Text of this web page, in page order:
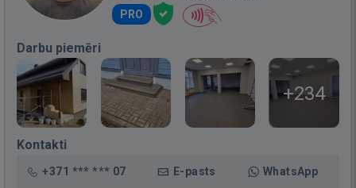
PRO
Darbu piemēri
+234
Kontakti
+371 *** *** 07 E-pasts WhatsApp